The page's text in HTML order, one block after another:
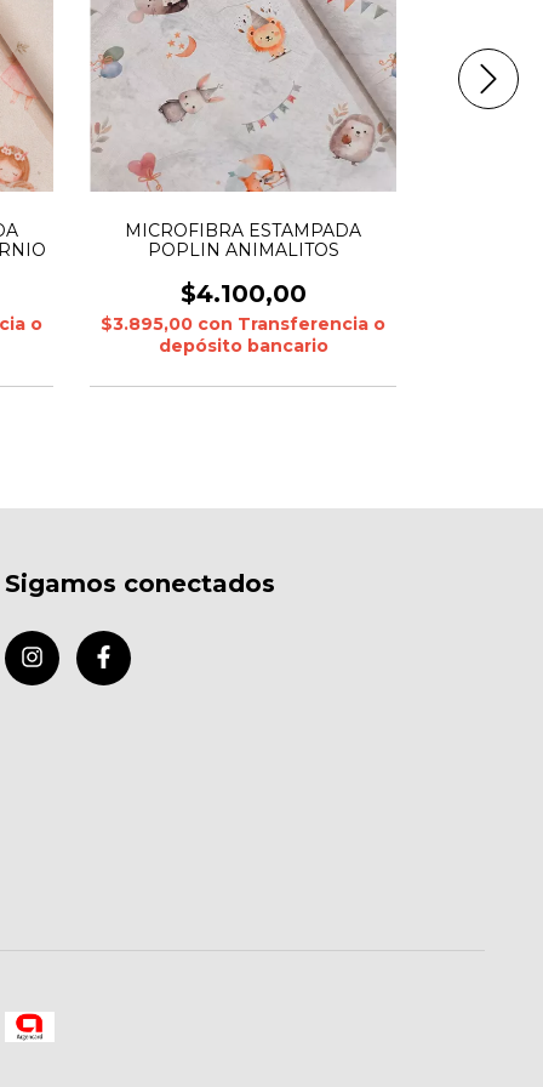
o
MICROFIBRA ESTAMPADA
POPLIN ANIMALITOS
$4.100,00
$3.895,00 con Transferencia o
depósito bancario
Sigamos conectados